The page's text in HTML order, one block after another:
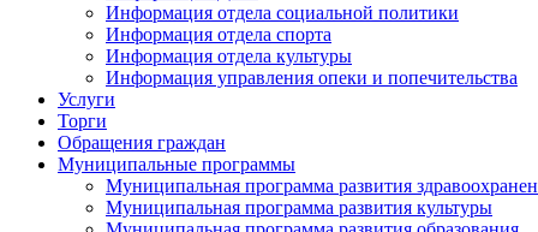
Информация отдела социальной политики
Информация отдела спорта
Информация отдела культуры
Информация управления опеки и попечительства
Услуги
Торги
Обращения граждан
Муниципальные программы
Муниципальная программа развития
Муниципальная программа развития культуры